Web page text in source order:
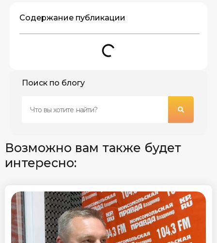
Содержание публикации
Поиск по блогу
Возможно вам также будет
интересно: